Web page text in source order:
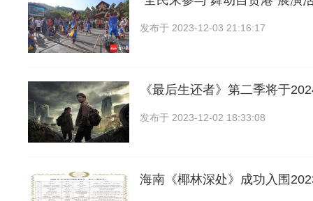
发布于 2023-12-03 21:16:17
《最后生还者》第二季将于
发布于 2023-12-02 18:33:08
海南《椰林深处》成功入围